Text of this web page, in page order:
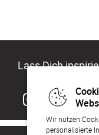
Wir nutzen
personalisierte
Lass Dich